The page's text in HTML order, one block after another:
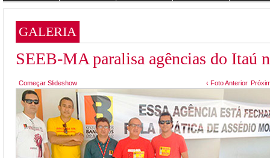
GALERIA
SEEB-MA paralisa agências do Itaú
Começar Slideshow ‹ Foto Anterior